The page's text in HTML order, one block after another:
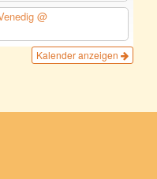
@
Kalender anzeigen